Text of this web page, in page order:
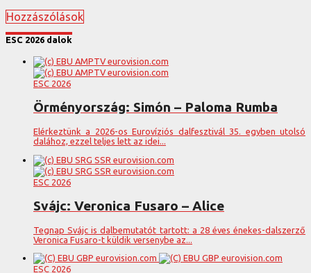
Hozzászólások
ESC 2026 dalok
ESC 2026
Örményország: Simón – Paloma Rumba
Elérkeztünk a 2026-os Eurovíziós dalfesztivál 35. egyben utolsó
dalához, ezzel teljes lett az idei...
ESC 2026
Svájc: Veronica Fusaro – Alice
Tegnap Svájc is dalbemutatót tartott: a 28 éves énekes-dalszerző
Veronica Fusaro-t küldik versenybe az...
ESC 2026